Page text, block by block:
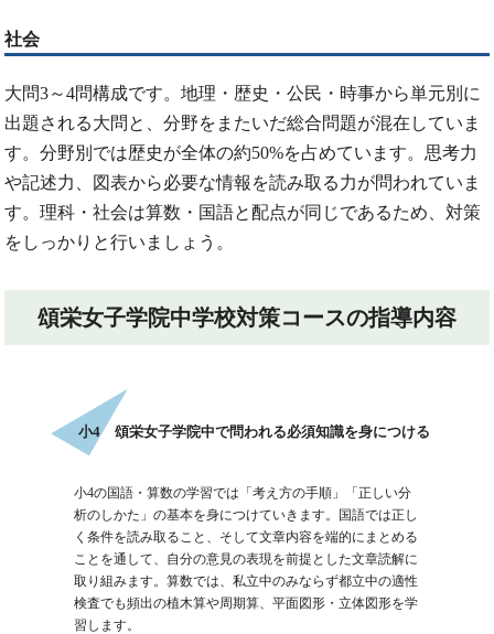
社会
大問3～4問構成です。地理・歴史・公民・時事から単元別に
出題される大問と、分野をまたいだ総合問題が混在していま
す。分野別では歴史が全体の約50%を占めています。思考力
や記述力、図表から必要な情報を読み取る力が問われていま
す。理科・社会は算数・国語と配点が同じであるため、対策
をしっかりと行いましょう。
頌栄女子学院中学校対策コースの指導内容
小4 頌栄女子学院中で問われる必須知識を身につける
小4の国語・算数の学習では「考え方の手順」「正しい分
析のしかた」の基本を身につけていきます。国語では正し
く条件を読み取ること、そして文章内容を端的にまとめる
ことを通して、自分の意見の表現を前提とした文章読解に
取り組みます。算数では、私立中のみならず都立中の適性
検査でも頻出の植木算や周期算、平面図形・立体図形を学
習します。